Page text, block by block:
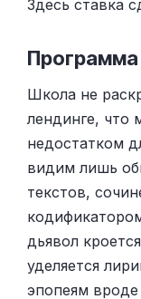
Здесь ставка
Программа
Школа не
лендинге, что
недостатком
видим лишь
текстов,
дьявол
уделяется
эпопеям вроде